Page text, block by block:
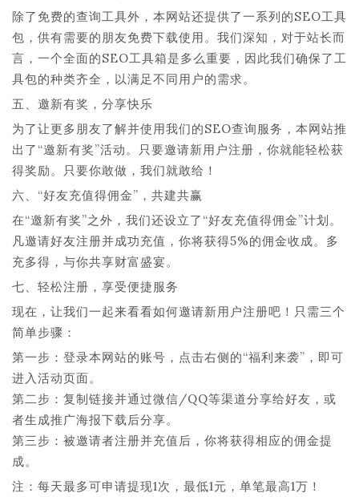
除了免费的查询工具外，本网站还提供了一系列的SEO工具
包，供有需要的朋友免费下载使用。我们深知，对于站长而
言，一个全面的SEO工具箱是多么重要，因此我们确保了工
具包的种类齐全，以满足不同用户的需求。
五、邀新有奖，分享快乐
为了让更多朋友了解并使用我们的SEO查询服务，本网站推
出了“邀新有奖”活动。只要邀请新用户注册，你就能轻松获
得奖励。只要你敢做，我们就敢给！
六、“好友充值得佣金”，共建共赢
在“邀新有奖”之外，我们还设立了“好友充值得佣金”计划。
凡邀请好友注册并成功充值，你将获得5%的佣金收成。多
充多得，与你共享财富盛宴。
七、轻松注册，享受便捷服务
现在，让我们一起来看看如何邀请新用户注册吧！只需三个
简单步骤：
第一步：登录本网站的账号，点击右侧的“福利来袭”，即可
进入活动页面。
第二步：复制链接并通过微信/QQ等渠道分享给好友，或
者生成推广海报下载后分享。
第三步：被邀请者注册并充值后，你将获得相应的佣金提
成。
注：每天最多可申请提现1次，最低1元，单笔最高1万！